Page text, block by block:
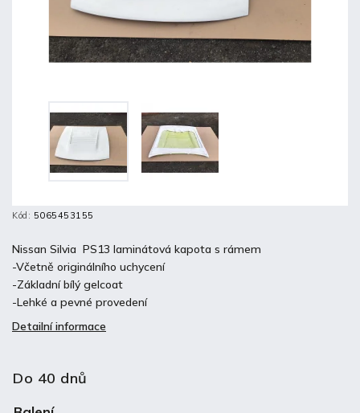
Kód: 5065453155
Nissan Silvia PS13 laminátová kapota s rámem
-Včetně originálního uchycení
-Základní bílý gelcoat
-Lehké a pevné provedení
Detailní informace
Do 40 dnů